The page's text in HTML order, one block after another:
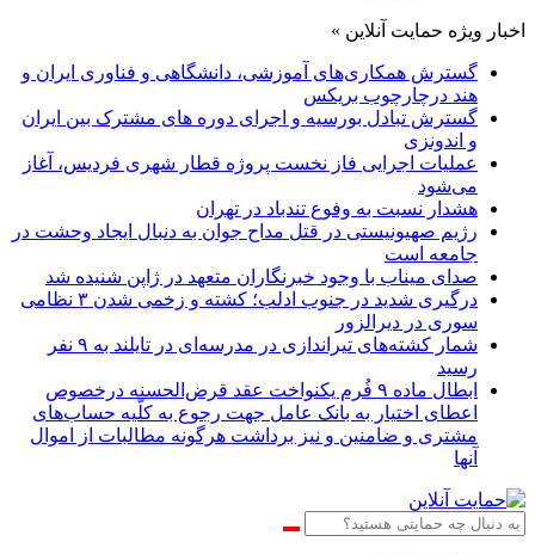
اخبار ویژه حمایت آنلاین »
گسترش همکاری‌های آموزشی، دانشگاهی و فناوری ایران و
هند درچارچوب بریکس
گسترش تبادل بورسیه و اجرای دوره های مشترک بین ایران
و اندونزی
عملیات اجرایی فاز نخست پروژه قطار شهری فردیس، آغاز
می‌شود
هشدار نسبت به وفوع تندباد در تهران
رژیم صهیونیستی در قتل مداح جوان به دنبال ایجاد وحشت در
جامعه است
صدای میناب با وجود خبرنگاران متعهد در ژاپن شنیده شد
درگیری شدید در جنوب ادلب؛ کشته و زخمی شدن ۳ نظامی
سوری در دیرالزور
شمار کشته‌های تیراندازی در مدرسه‌ای در تایلند به ۹ نفر
رسید
ابطال ماده ۹ فُرم یکنواخت عقد قرض‌الحسنه درخصوص
اعطای اختیار به بانک عامل جهت رجوع به کلّیه حساب‌های
مشتری و ضامنین و نیز برداشت هرگونه مطالبات از اموال
آنها